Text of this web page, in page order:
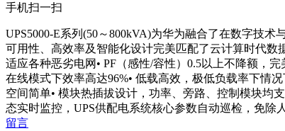
手机扫一扫
UPS5000-E系列(50～800kVA)为华为融合了在数字技
可用性、高效率及智能化设计完美匹配了云计算时代数
适应各种恶劣电网• PF（感性/容性）0.5以上不降额，
在线模式下效率高达96%• 低载高效，极低负载率下情
空间简单• 模块热插拔设计，功率、旁路、控制模块均
态实时监控，UPS供配电系统核心参数自动巡检，免除
留言